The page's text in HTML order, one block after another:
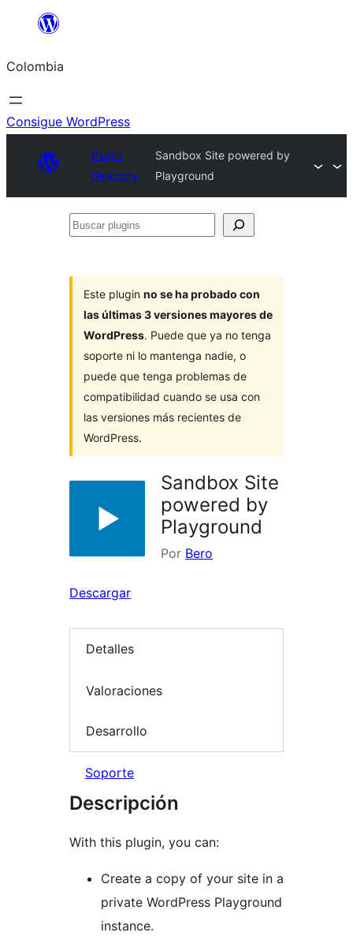
Saltar
contenido
Colombia
Consigue WordPress
Plugin
Directory
Sandbox Site powered by
Playground
Buscar
Este plugin no se ha probado con
las últimas 3 versiones mayores de
WordPress. Puede que ya no tenga
soporte ni lo mantenga nadie, o
puede que tenga problemas de
compatibilidad cuando se usa con
las versiones más recientes de
WordPress.
Sandbox Site
powered by
Playground
Por Bero
Descargar
Detalles
Valoraciones
Desarrollo
Soporte
Descripción
With this plugin, you can:
Create a copy of your site in a
private WordPress Playground
instance.